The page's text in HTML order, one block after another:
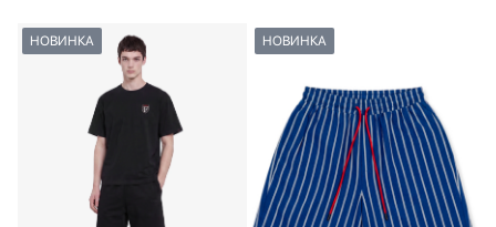
НОВИНКА НОВИНКА